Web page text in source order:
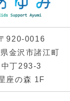
920-0016
金沢市諸江町
中丁293-3
座の森 1F